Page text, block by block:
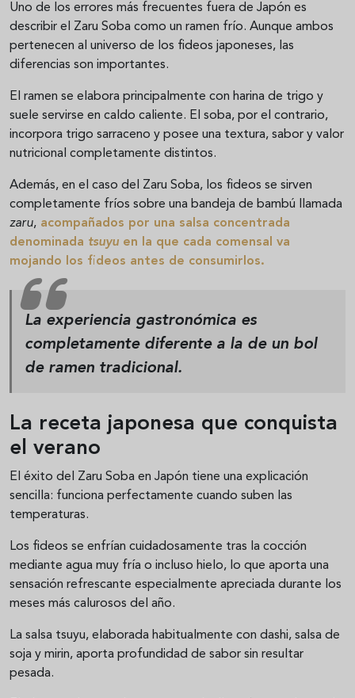
Uno de los errores más frecuentes fuera de Japón es
describir el Zaru Soba como un ramen frío. Aunque ambos
pertenecen al universo de los fideos japoneses, las
diferencias son importantes.
El ramen se elabora principalmente con harina de trigo y
suele servirse en caldo caliente. El soba, por el contrario,
incorpora trigo sarraceno y posee una textura, sabor y valor
nutricional completamente distintos.
Además, en el caso del Zaru Soba, los fideos se sirven
completamente fríos sobre una bandeja de bambú llamada
zaru, acompañados por una salsa concentrada
denominada tsuyu en la que cada comensal va
mojando los fideos antes de consumirlos.
La experiencia gastronómica es
completamente diferente a la de un bol
de ramen tradicional.
La receta japonesa que conquista
el verano
El éxito del Zaru Soba en Japón tiene una explicación
sencilla: funciona perfectamente cuando suben las
temperaturas.
Los fideos se enfrían cuidadosamente tras la cocción
mediante agua muy fría o incluso hielo, lo que aporta una
sensación refrescante especialmente apreciada durante los
meses más calurosos del año.
La salsa tsuyu, elaborada habitualmente con dashi, salsa de
soja y mirin, aporta profundidad de sabor sin resultar
pesada.